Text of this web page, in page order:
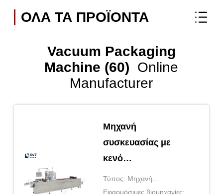
ΟΛΑ ΤΑ ΠΡΟΪΟΝΤΑ
Vacuum Packaging
Machine (60) Online
Manufacturer
Μηχανή
συσκευασίας με
κενό
θερμοσχηματισμού
τροποποιημένης
Τύπος: Μηχανή
συσκευασίας κενού
Εφαρμόσιμες βιομηχανίες: